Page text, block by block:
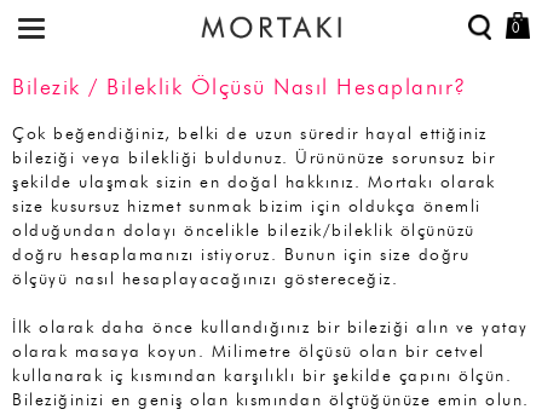
0
Bilezik / Bileklik Ölçüsü Nasıl Hesaplanır?
Çok beğendiğiniz, belki de uzun süredir hayal ettiğiniz
bileziği veya bilekliği buldunuz. Ürününüze sorunsuz bir
şekilde ulaşmak sizin en doğal hakkınız. Mortakı olarak
size kusursuz hizmet sunmak bizim için oldukça önemli
olduğundan dolayı öncelikle bilezik/bileklik ölçünüzü
doğru hesaplamanızı istiyoruz. Bunun için size doğru
ölçüyü nasıl hesaplayacağınızı göstereceğiz.
İlk olarak daha önce kullandığınız bir bileziği alın ve yatay
olarak masaya koyun. Milimetre ölçüsü olan bir cetvel
kullanarak iç kısmından karşılıklı bir şekilde çapını ölçün.
Bileziğinizi en geniş olan kısmından ölçtüğünüze emin olun.